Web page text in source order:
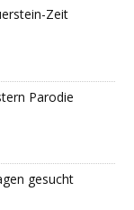
Zeit
Parodie
gesucht